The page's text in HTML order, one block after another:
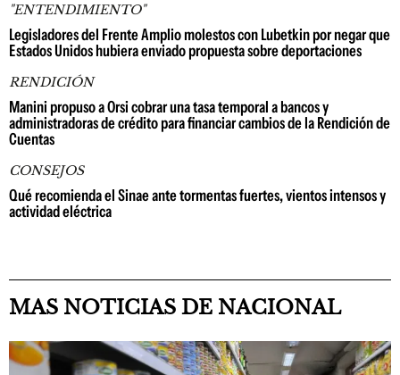
"ENTENDIMIENTO"
Legisladores del Frente Amplio molestos con Lubetkin por negar que
Estados Unidos hubiera enviado propuesta sobre deportaciones
RENDICIÓN
Manini propuso a Orsi cobrar una tasa temporal a bancos y
administradoras de crédito para financiar cambios de la Rendición de
Cuentas
CONSEJOS
Qué recomienda el Sinae ante tormentas fuertes, vientos intensos y
actividad eléctrica
MAS NOTICIAS DE NACIONAL